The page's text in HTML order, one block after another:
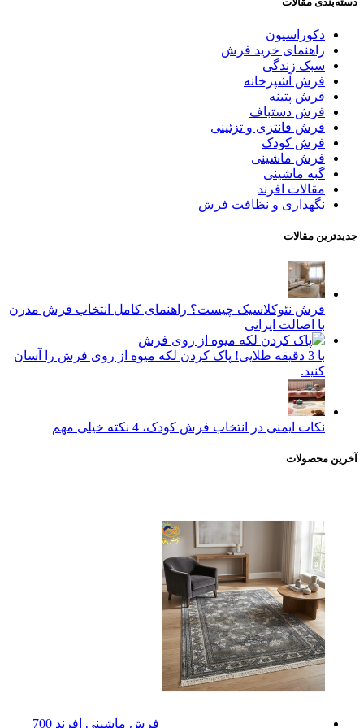
دکوراسیون
راهنمای خرید فرش
سبک زندگی
فرش آشپزخانه
فرش پتینه
فرش دستباف
فرش فانتزی و تزئینی
فرش کودک
فرش ماشینی
گبه ماشینی
مقالات افرند
نگهداری و نظافت فرش
جدیدترین مقالات
فرش نئوکلاسیک چیست؟ راهنمای کامل انتخاب فرش مدرن
با اصالت ایرانی
با 3 دقیقه طلایی! پاک کردن لکه میوه از روی فرش را آسان
کنید.
نکات ایمنی در انتخاب فرش کودک، 4 نکته خیلی مهم
آخرین محصولات
فرش ماشینی افرند 700